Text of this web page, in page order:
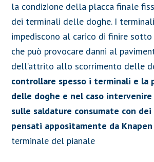
la condizione della placca finale
dei terminali delle doghe. I
impediscono al carico di finire
che può provocare danni al
dell’attrito allo scorrimento delle
controllare spesso i terminali e la
delle doghe e nel caso
sulle saldature consumate con
pensati appositamente da Knapen
terminale del pianale